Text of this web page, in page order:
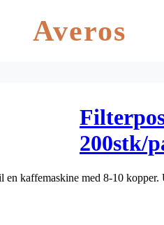
Averos
200stk/
en kaffemaskine med 8-10